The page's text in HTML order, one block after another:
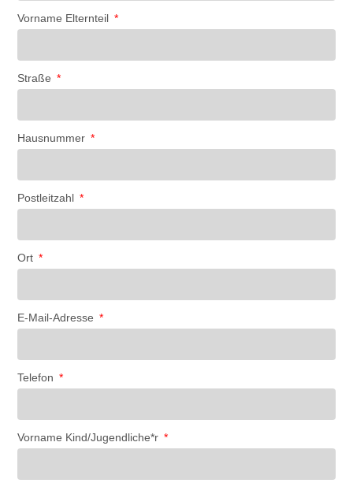
Vorname Elternteil
Straße
Hausnummer
Postleitzahl
Ort
E-Mail-Adresse
Telefon
Vorname Kind/Jugendliche*r